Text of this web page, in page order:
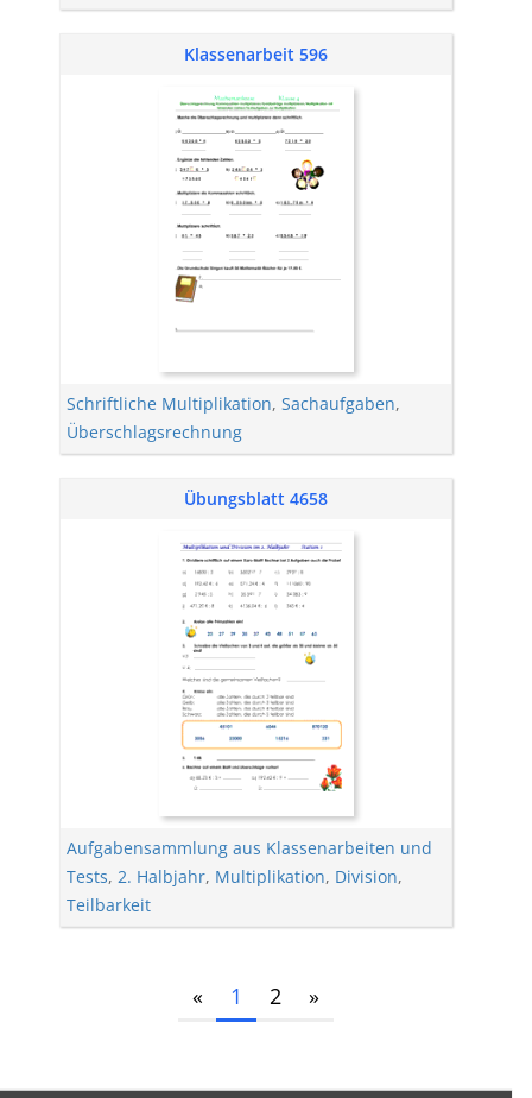
Klassenarbeit 596
Schriftliche Multiplikation, Sachaufgaben,
Überschlagsrechnung
Übungsblatt 4658
Aufgabensammlung aus Klassenarbeiten und
Tests, 2. Halbjahr, Multiplikation, Division,
Teilbarkeit
« 1 2 »